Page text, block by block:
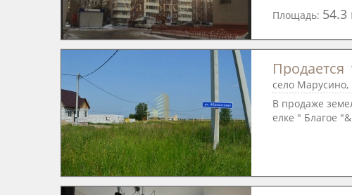
Площадь: 54.3
Продается
село Марусино,
В продаже
елке " Благое